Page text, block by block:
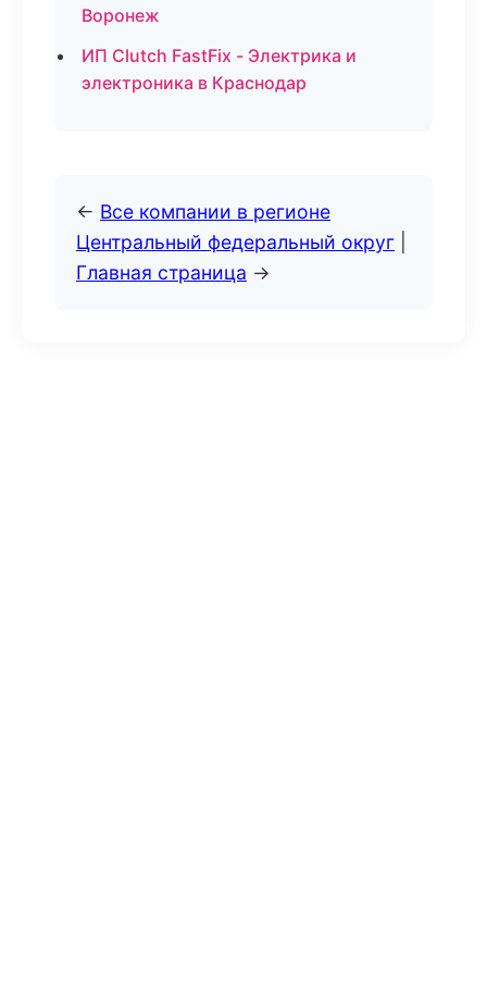
Воронеж
ИП Clutch FastFix - Электрика и
электроника в Краснодар
← Все компании в регионе
Центральный федеральный округ
Главная страница →